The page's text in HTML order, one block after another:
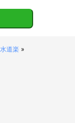
水道楽 »